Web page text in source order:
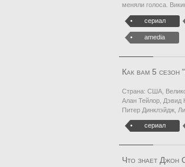
меняли голоса.
сериал
amedia
Как вам 5 сезон
Страна: США,
Алан Тейлор, Дэвид
Питер Динклэйдж,
сериал
Что знает Джон